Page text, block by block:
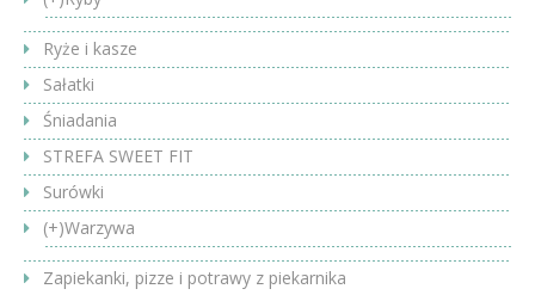
Ryże i kasze
Sałatki
Śniadania
STREFA SWEET FIT
Surówki
(+)Warzywa
Zapiekanki, pizze i potrawy z piekarnika